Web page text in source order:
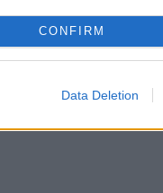
CONFIRM
Data Deletion